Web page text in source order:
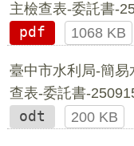
主檢查表-委託書-
pdf
1068 KB
臺中市水利局-簡
查表-委託書-
odt
200 KB